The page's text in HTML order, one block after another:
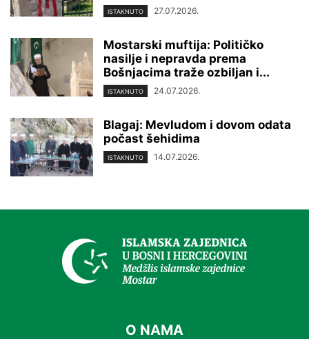
ISTAKNUTO 27.07.2026.
Mostarski muftija: Političko
nasilje i nepravda prema
Bošnjacima traže ozbiljan i...
ISTAKNUTO 24.07.2026.
Blagaj: Mevludom i dovom odata
počast šehidima
ISTAKNUTO 14.07.2026.
O NAMA